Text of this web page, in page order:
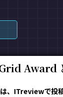
Award
、ITreviewで投